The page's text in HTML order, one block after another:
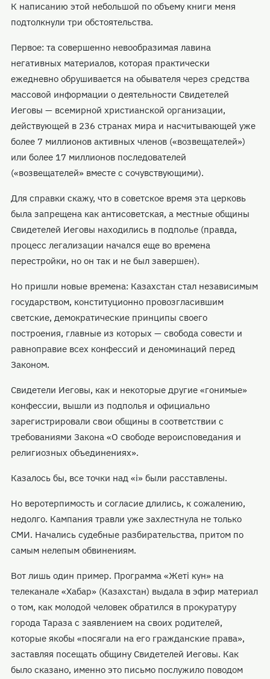
К написанию этой небольшой по объему книги меня
подтолкнули три обстоятельства.
Первое: та совершенно невообразимая лавина
негативных материалов, которая практически
ежедневно обрушивается на обывателя через средства
массовой информации о деятельности Свидетелей
Иеговы — всемирной христианской организации,
действующей в 236 странах мира и насчитывающей уже
более 7 миллионов активных членов («возвещателей»)
или более 17 миллионов последователей
(«возвещателей» вместе с сочувствующими).
Для справки скажу, что в советское время эта церковь
была запрещена как антисоветская, а местные общины
Свидетелей Иеговы находились в подполье (правда,
процесс легализации начался еще во времена
перестройки, но он так и не был завершен).
Но пришли новые времена: Казахстан стал независимым
государством, конституционно провозгласившим
светские, демократические принципы своего
построения, главные из которых — свобода совести и
равноправие всех конфессий и деноминаций перед
Законом.
Свидетели Иеговы, как и некоторые другие «гонимые»
конфессии, вышли из подполья и официально
зарегистрировали свои общины в соответствии с
требованиями Закона «О свободе вероисповедания и
религиозных объединениях».
Казалось бы, все точки над «i» были расставлены.
Но веротерпимость и согласие длились, к сожалению,
недолго. Кампания травли уже захлестнула не только
СМИ. Начались судебные разбирательства, притом по
самым нелепым обвинениям.
Вот лишь один пример. Программа «Жетi кун» на
телеканале «Хабар» (Казахстан) выдала в эфир материал
о том, как молодой человек обратился в прокуратуру
города Тараза с заявлением на своих родителей,
которые якобы «посягали на его гражданские права»,
заставляя посещать общину Свидетелей Иеговы. Как
было сказано, именно это письмо послужило поводом